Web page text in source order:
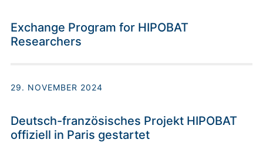
Exchange Program for HIPOBAT
Researchers
29. NOVEMBER 2024
Deutsch-französisches Projekt HIPOBAT
offiziell in Paris gestartet